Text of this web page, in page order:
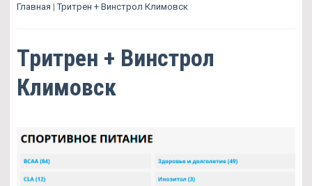
Главная |Тритрен + Винстрол Климовск
Тритрен + Винстрол
Климовск